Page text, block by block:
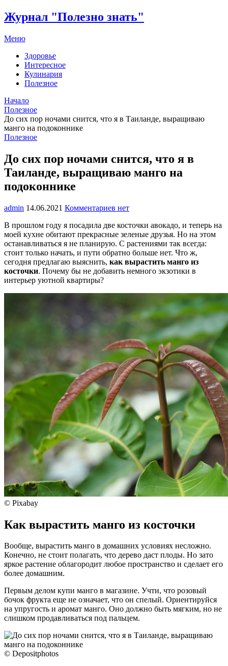
Журнал "Полезно знать"
Меню
Здоровье
Интересное
Кулинария
Полезное
Начало
Полезное
До сих пор ночами снится, что я в Таиланде, выращиваю
манго на подоконнике
Полезное
До сих пор ночами снится, что я в
Таиланде, выращиваю манго на
подоконнике
admin 14.06.2021 Комментариев нет
В прошлом году я посадила две косточки авокадо, и теперь на
моей кухне обитают прекрасные зеленые друзья. Но на этом
останавливаться я не планирую. С растениями так всегда:
стоит только начать, и пути обратно больше нет. Что ж,
сегодня предлагаю выяснить, как вырастить манго из
косточки. Почему бы не добавить немного экзотики в
интерьер уютной квартиры?
© Pixabay
Как вырастить манго из косточки
Вообще, вырастить манго в домашних условиях несложно.
Конечно, не стоит полагать, что дерево даст плоды. Но зато
яркое растение облагородит любое пространство и сделает его
более домашним.
Первым делом купи манго в магазине. Учти, что розовый
бочок фрукта еще не означает, что он спелый. Ориентируйся
на упругость и аромат манго. Оно должно быть мягким, но не
слишком продавливаться под пальцем.
© Depositphotos